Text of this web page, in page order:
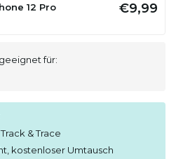
12 Pro
€9,99
für:
& Trace
kostenloser Umtausch